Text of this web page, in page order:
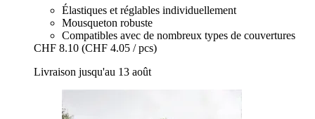
Élastiques et réglables individuellement
Mousqueton robuste
Compatibles avec de nombreux types de couvertures
CHF 8.10 (CHF 4.05 / pcs)
Livraison jusqu'au 13 août